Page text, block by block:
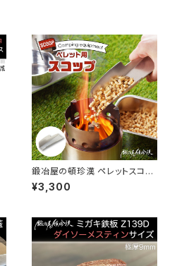
鍛冶屋の頓珍漢 ペレットスコッ
プ
¥3,300